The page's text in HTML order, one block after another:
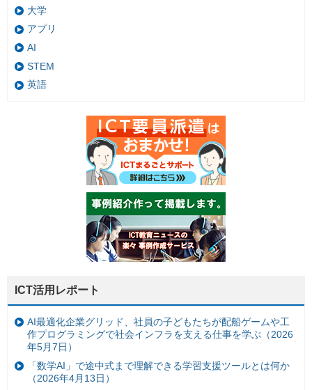
大学
アプリ
AI
STEM
英語
ICT活用レポート
AI最適化企業グリッド、社員の子どもたちが配船ゲームや工
作プログラミングで社会インフラを支える仕事を学ぶ（2026
年5月7日）
「数学AI」で途中式まで理解できる学習支援ツールとは何か
（2026年4月13日）